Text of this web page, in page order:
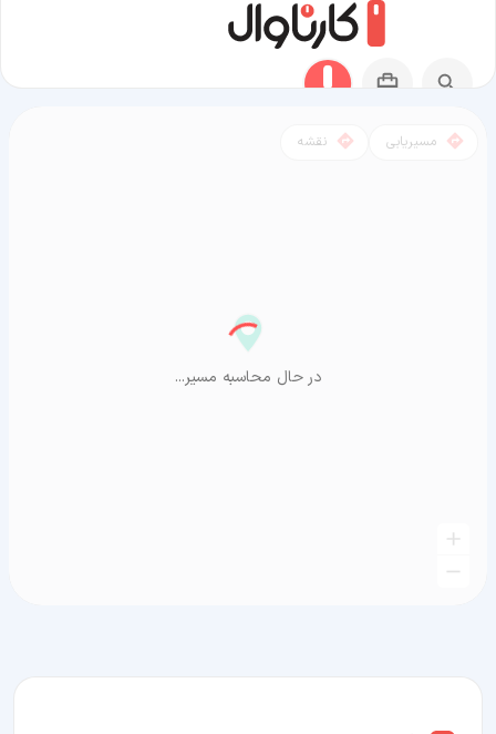
مسیریابی نقشه
در حال محاسبه مسیر...